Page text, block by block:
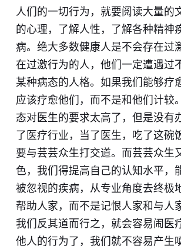
人们的一切行为，就要阅读大量的
的心理，了解人性，了解各种精神
病。绝大多数健康人是不会存在过
在过激行为的人，他们一定遭遇过
某种病态的人格。如果我们能够疗
应该疗愈他们，而不是和他们计较
态对医生的要求太高了，但是没有
了医疗行业，当了医生，吃了这碗
要与芸芸众生打交道。而芸芸众生
色，我们得提高自己的认知水平，
被忽视的疾病，从专业角度去终极
帮助人家，而不是记恨人家和与人
我们反其道而行之，就会容易闹医
他人的行为了，我们就不容易产生